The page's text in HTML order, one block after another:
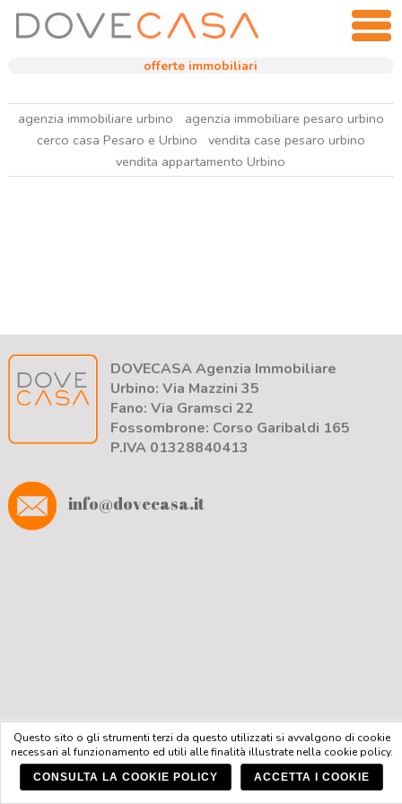
offerte immobiliari
agenzia immobiliare urbino
agenzia immobiliare pesaro urbino
cerco casa Pesaro e Urbino
vendita case pesaro urbino
vendita appartamento Urbino
DOVECASA Agenzia Immobiliare
Urbino: Via Mazzini 35
Fano: Via Gramsci 22
Fossombrone: Corso Garibaldi 165
P.IVA 01328840413
info@dovecasa.it
Questo sito o gli strumenti terzi da questo utilizzati si avvalgono di cookie
necessari al funzionamento ed utili alle finalità illustrate nella cookie policy.